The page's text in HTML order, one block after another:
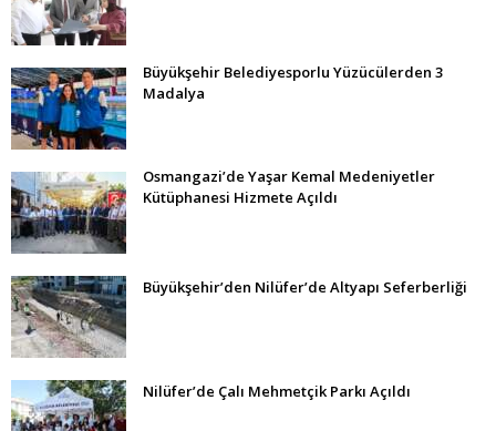
Büyükşehir Belediyesporlu Yüzücülerden 3
Madalya
Osmangazi’de Yaşar Kemal Medeniyetler
Kütüphanesi Hizmete Açıldı
Büyükşehir’den Nilüfer’de Altyapı Seferberliği
Nilüfer’de Çalı Mehmetçik Parkı Açıldı